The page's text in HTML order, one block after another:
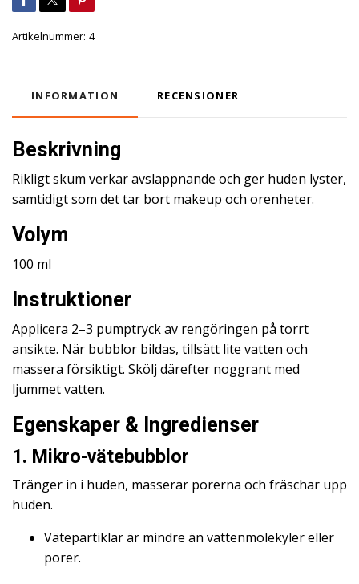
Artikelnummer: 4
INFORMATION RECENSIONER
Beskrivning
Rikligt skum verkar avslappnande och ger huden lyster,
samtidigt som det tar bort makeup och orenheter.
Volym
100 ml
Instruktioner
Applicera 2–3 pumptryck av rengöringen på torrt
ansikte. När bubblor bildas, tillsätt lite vatten och
massera försiktigt. Skölj därefter noggrant med
ljummet vatten.
Egenskaper & Ingredienser
1. Mikro-vätebubblor
Tränger in i huden, masserar porerna och fräschar upp
huden.
Vätepartiklar är mindre än vattenmolekyler eller
porer.